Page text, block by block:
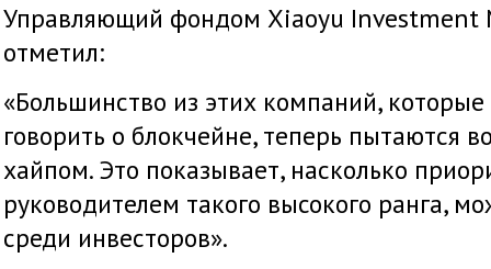
Управляющий фондом Xiaoyu
отметил:
«Большинство из этих компаний,
говорить о блокчейне, теперь пытаются
хайпом. Это показывает, насколько
руководителем такого высокого ранга,
среди инвесторов».